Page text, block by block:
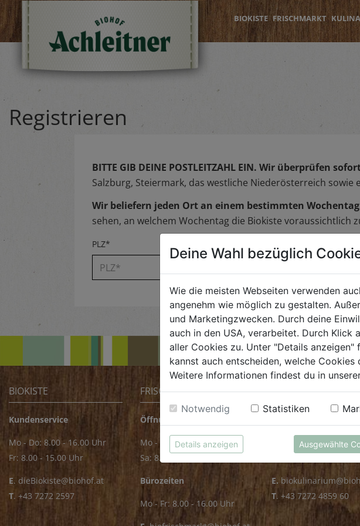
BIOKISTE FRISCHMARKT
Registrieren
BITTE GIB DEINE POSTLEITZAHL EIN. Wir überprüfen
Salzburg, Steiermark, das westliche Niederösterreich
Wir beliefern jeden Ort an einem bestimmten
sehen, an welchem Wochentag die Biokiste voraussichtlich
PLZ*
BIOKISTE
Kundenservice
Mo - Do: 8.00 - 16.00 Uhr
Fr: 8.00 - 15.00 Uhr
E. dieBiokiste@biohof.at
T. +43 7272 2597
FRISCHMARKT
Öffnungszeiten
Mo - Fr: 8.00 - 18.00 Uhr
Sa: 8.00 - 14.00 Uhr
Bürozeiten
Mo - Fr: 8.00 - 16.00 Uhr
KULINARIUM
Mo - Fr: 8.00 - 14.30
E.
T. +43 7272 4859 60
Deine Wahl bezüglich
Wie die meisten Webseiten verwenden
angenehm wie möglich zu gestalten.
und Marketingzwecken. Durch deine
auch in den USA, verarbeitet. Durch Klick
aller Cookies zu. Unter "Details
kannst auch entscheiden, welche Cookies
Weitere Informationen findest du in
Notwendig Statistiken
Details anzeigen Ausgewählte